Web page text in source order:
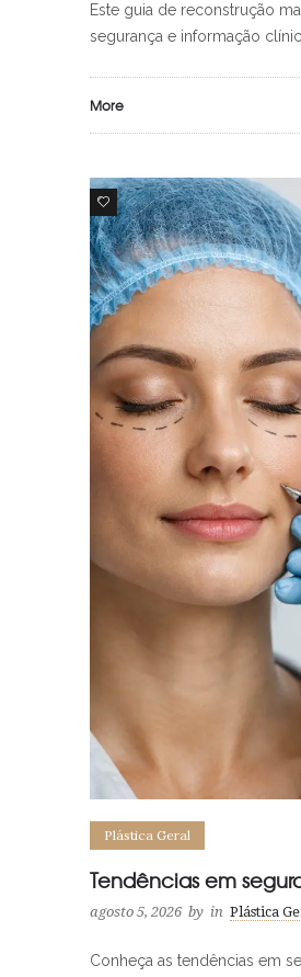
Este guia de reconstrução
segurança e informação
More
0
Plástica Geral
Tendências em
agosto 5, 2026 by in Plástica
Conheça as tendências em